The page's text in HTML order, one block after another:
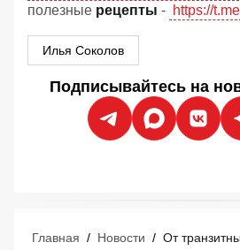
полезные рецепты - https://
Илья Соколов
Подписывайтесь на
Главная / Новости /